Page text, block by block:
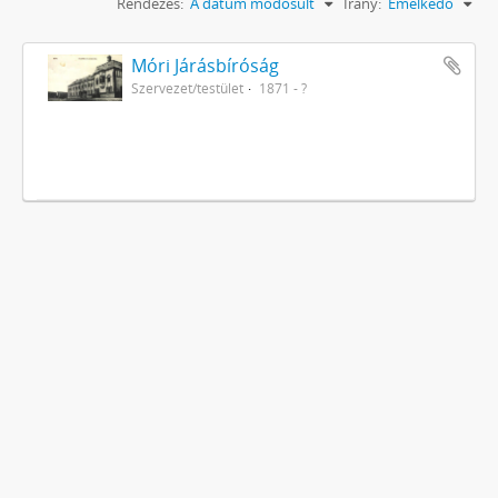
Móri Járásbíróság
Szervezet/testület 1871 - ?